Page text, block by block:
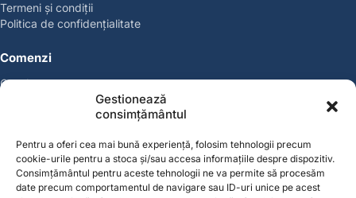
Gestionează
consimțământul
Pentru a oferi cea mai bună experiență, folosim tehnologii precum
cookie-urile pentru a stoca și/sau accesa informațiile despre dispozitiv.
Consimțământul pentru aceste tehnologii ne va permite să procesăm
date precum comportamentul de navigare sau ID-uri unice pe acest
Termeni și condiții
Politica de confidențialitate
Comenzi
Coșul meu
Cont
Contul meu